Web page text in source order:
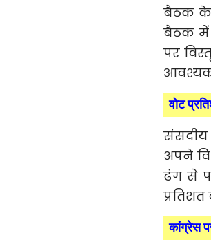
बैठक के
बैठक में
पर
आवश्यक
वोट
संसदीय
अपने
ढंग से
कांग्रेस